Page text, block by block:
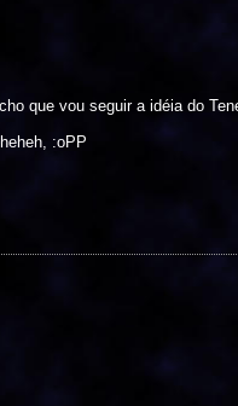
que vou seguir a idéia do
:oPP